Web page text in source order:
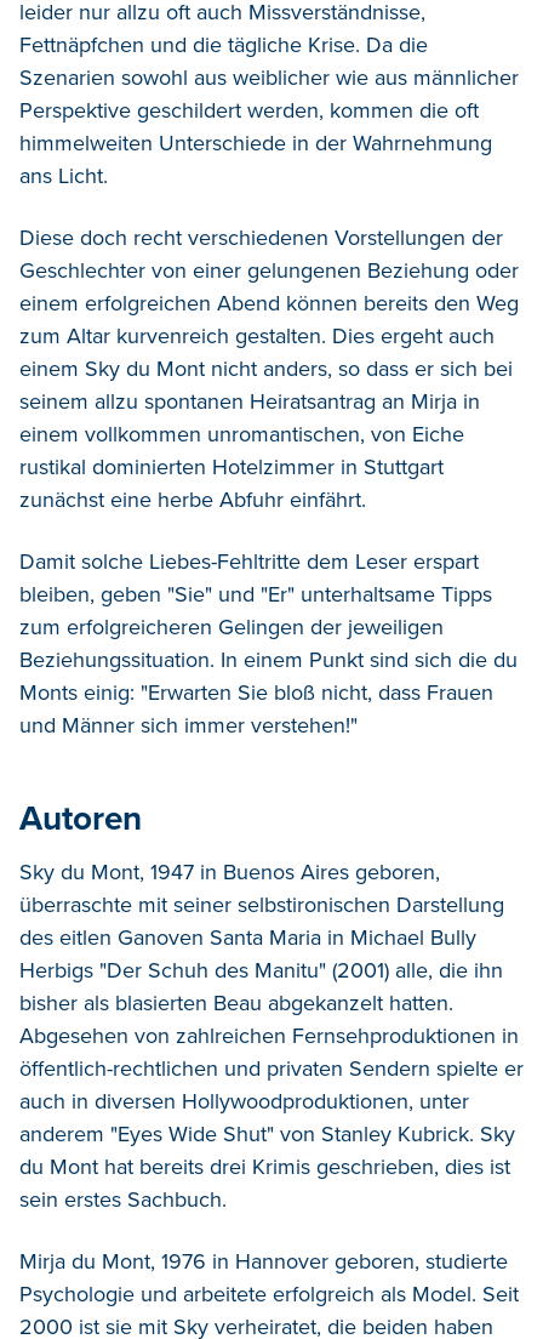
leider nur allzu oft auch Missverständnisse,
Fettnäpfchen und die tägliche Krise. Da die
Szenarien sowohl aus weiblicher wie aus männlicher
Perspektive geschildert werden, kommen die oft
himmelweiten Unterschiede in der Wahrnehmung
ans Licht.
Diese doch recht verschiedenen Vorstellungen der
Geschlechter von einer gelungenen Beziehung oder
einem erfolgreichen Abend können bereits den Weg
zum Altar kurvenreich gestalten. Dies ergeht auch
einem Sky du Mont nicht anders, so dass er sich bei
seinem allzu spontanen Heiratsantrag an Mirja in
einem vollkommen unromantischen, von Eiche
rustikal dominierten Hotelzimmer in Stuttgart
zunächst eine herbe Abfuhr einfährt.
Damit solche Liebes-Fehltritte dem Leser erspart
bleiben, geben "Sie" und "Er" unterhaltsame Tipps
zum erfolgreicheren Gelingen der jeweiligen
Beziehungssituation. In einem Punkt sind sich die du
Monts einig: "Erwarten Sie bloß nicht, dass Frauen
und Männer sich immer verstehen!"
Autoren
Sky du Mont, 1947 in Buenos Aires geboren,
überraschte mit seiner selbstironischen Darstellung
des eitlen Ganoven Santa Maria in Michael Bully
Herbigs "Der Schuh des Manitu" (2001) alle, die ihn
bisher als blasierten Beau abgekanzelt hatten.
Abgesehen von zahlreichen Fernsehproduktionen in
öffentlich-rechtlichen und privaten Sendern spielte er
auch in diversen Hollywoodproduktionen, unter
anderem "Eyes Wide Shut" von Stanley Kubrick. Sky
du Mont hat bereits drei Krimis geschrieben, dies ist
sein erstes Sachbuch.
Mirja du Mont, 1976 in Hannover geboren, studierte
Psychologie und arbeitete erfolgreich als Model. Seit
2000 ist sie mit Sky verheiratet, die beiden haben